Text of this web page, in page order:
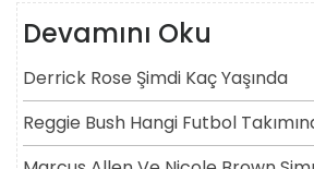
Devamını Oku
Derrick Rose Şimdi Kaç Yaşında
Reggie Bush Hangi Futbol